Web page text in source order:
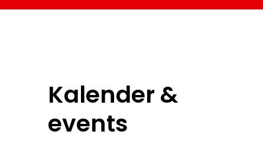
Kalender &
events